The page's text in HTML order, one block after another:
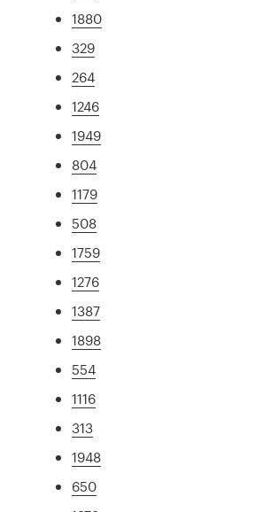
1880
329
264
1246
1949
804
1179
508
1759
1276
1387
1898
554
1116
313
1948
650